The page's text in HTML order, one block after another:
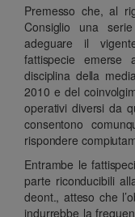
Premesso che, al
Consiglio una
adeguare il
fattispecie emerse
disciplina della
2010 e del
operativi diversi da
consentono
rispondere
Entrambe le
parte riconducibili
deont., atteso che
indurrebbe la